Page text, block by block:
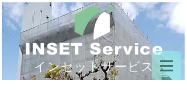
INSET Service
インセットサービス